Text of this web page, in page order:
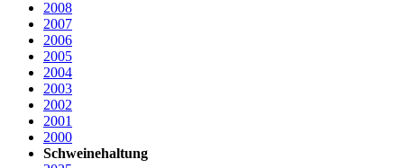
2008
2007
2006
2005
2004
2003
2002
2001
2000
Schweinehaltung